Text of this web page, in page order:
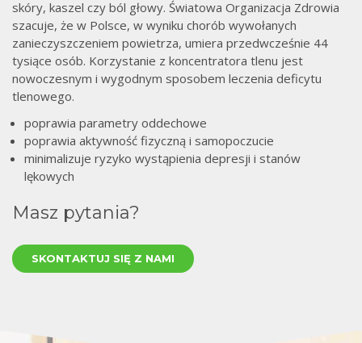
skóry, kaszel czy ból głowy. Światowa Organizacja Zdrowia
szacuje, że w Polsce, w wyniku chorób wywołanych
zanieczyszczeniem powietrza, umiera przedwcześnie 44
tysiące osób. Korzystanie z koncentratora tlenu jest
nowoczesnym i wygodnym sposobem leczenia deficytu
tlenowego.
poprawia parametry oddechowe
poprawia aktywność fizyczną i samopoczucie
minimalizuje ryzyko wystąpienia depresji i stanów
lękowych
Masz pytania?
SKONTAKTUJ SIĘ Z NAMI